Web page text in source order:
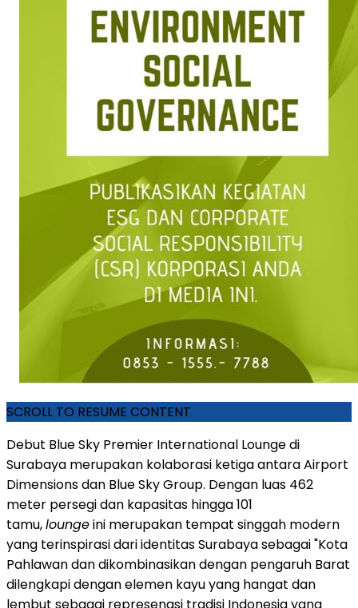
SCROLL TO RESUME CONTENT
Debut Blue Sky Premier International Lounge di
Surabaya merupakan kolaborasi ketiga antara Airport
Dimensions dan Blue Sky Group. Dengan luas 462
meter persegi dan kapasitas hingga 101
tamu,loungeini merupakan tempat singgah modern
yang terinspirasi dari identitas Surabaya sebagai "Kota
Pahlawan dan dikombinasikan dengan pengaruh Barat
dilengkapi dengan elemen kayu yang hangat dan
lembut sebagai represenasi tradisi Indonesia yang